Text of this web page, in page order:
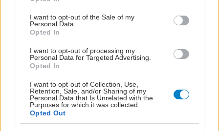
use your data for below specified purposes in below Google
consent section.
I want to opt-out of the Sale of my
Personal Data.
Opted In
I want to opt-out of processing my
Personal Data for Targeted Advertising.
Opted In
I want to opt-out of Collection, Use,
Retention, Sale, and/or Sharing of my
Personal Data that Is Unrelated with the
Purposes for which it was collected.
Opted Out